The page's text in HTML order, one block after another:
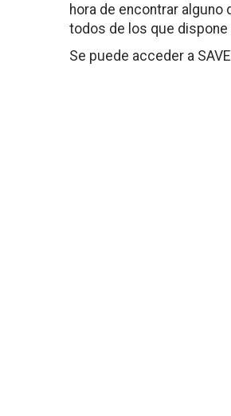
hora de encontrar
todos de los que dispone
Se puede acceder a